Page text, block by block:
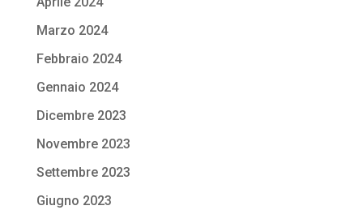
Marzo 2024
Febbraio 2024
Gennaio 2024
Dicembre 2023
Novembre 2023
Settembre 2023
Giugno 2023